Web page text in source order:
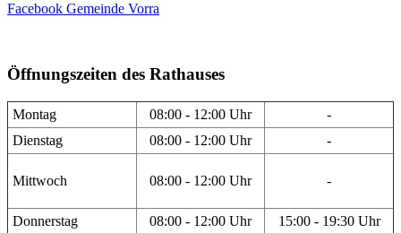
Facebook Gemeinde Vorra
Öffnungszeiten des Rathauses
Montag 08:00 - 12:00 Uhr
-
Dienstag
08:00 - 12:00 Uhr -
Mittwoch 08:00 - 12:00 Uhr -
Donnerstag 08:00 - 12:00 Uhr 15:00 - 19:30 Uhr